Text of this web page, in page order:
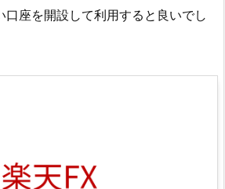
口座を開設して利用すると良いでし